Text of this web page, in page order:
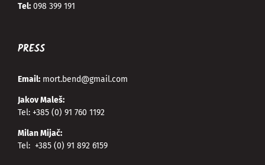
Tel: 098 399 191
PRESS
Email: mort.bend@gmail.com
Jakov Maleš:
Tel: +385 (0) 91 760 1192
Milan Mijač:
Tel: +385 (0) 91 892 6159